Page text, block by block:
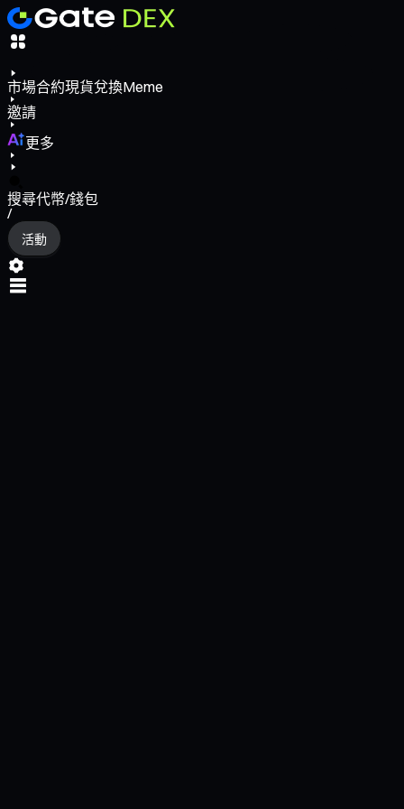
市場合約現貨兌換Meme
邀請
更多
搜尋代幣/錢包
/
活動